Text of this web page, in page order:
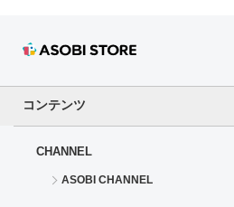
コンテンツ
CHANNEL
ASOBI CHANNEL